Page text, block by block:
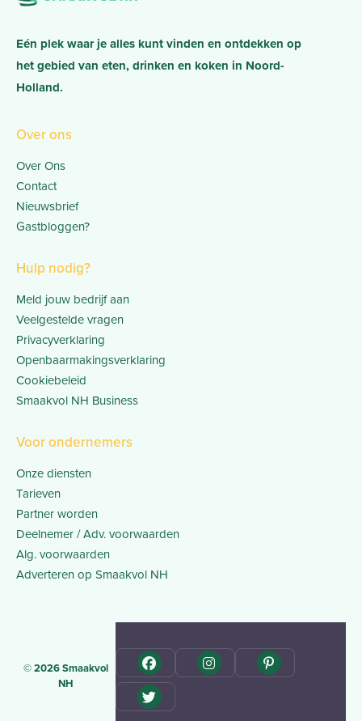
Eén plek waar je alles kunt vinden en ontdekken op
het gebied van eten, drinken en koken in Noord-
Holland.
Over ons
Over Ons
Contact
Nieuwsbrief
Gastbloggen?
Hulp nodig?
Meld jouw bedrijf aan
Veelgestelde vragen
Privacyverklaring
Openbaarmakingsverklaring
Cookiebeleid
Smaakvol NH Business
Voor ondernemers
Onze diensten
Tarieven
Partner worden
Deelnemer / Adv. voorwaarden
Alg. voorwaarden
Adverteren op Smaakvol NH
© 2026 Smaakvol
NH